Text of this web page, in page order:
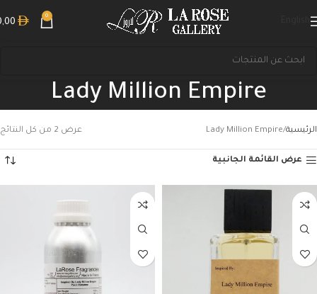
0
Lady Million Empire
الرئيسية Lady Million Empire عرض ⁦2⁩ من كل النتائج
عرض القائمة الجانبية